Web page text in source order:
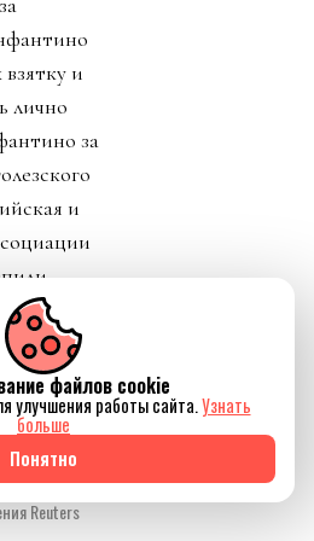
и
лично
за
и
своей
Reuters
файлов cookie
улучшения работы сайта.Узнать
больше
Понятно